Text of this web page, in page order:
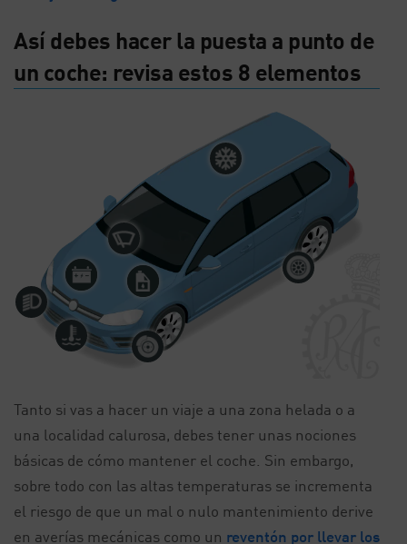
Así debes hacer la puesta a punto de
un coche: revisa estos 8 elementos
Tanto si vas a hacer un viaje a una zona helada o a
una localidad calurosa, debes tener unas nociones
básicas de cómo mantener el coche. Sin embargo,
sobre todo con las altas temperaturas se incrementa
el riesgo de que un mal o nulo mantenimiento derive
en averías mecánicas como un reventón por llevar los